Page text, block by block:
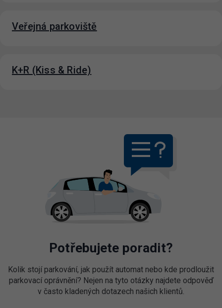
Veřejná parkoviště
K+R (Kiss & Ride)
Potřebujete poradit?
Kolik stojí parkování, jak použít automat nebo kde prodloužit
parkovací oprávnění? Nejen na tyto otázky najdete odpověď
v často kladených dotazech našich klientů.